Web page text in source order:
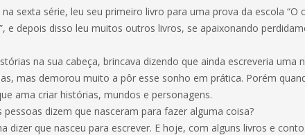
sexta série, leu seu primeiro livro para uma prova da escola “O
e depois disso leu muitos outros livros, se apaixonando
na sua cabeça, brincava dizendo que ainda escreveria uma
mas demorou muito a pôr esse sonho em prática. Porém
ama criar histórias, mundos e personagens.
pessoas dizem que nasceram para fazer alguma coisa?
dizer que nasceu para escrever. E hoje, com alguns livros e